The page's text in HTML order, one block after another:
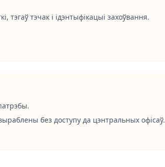
тэчак і ідэнтыфікацыі захоўвання.
без доступу да цэнтральных офісаў.